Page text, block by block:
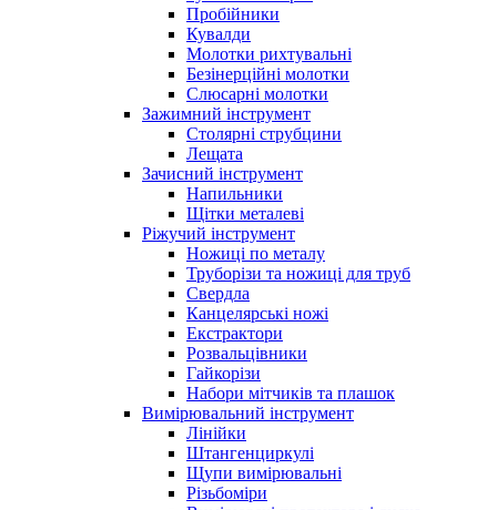
Пробійники
Кувалди
Молотки рихтувальні
Безінерційні молотки
Слюсарні молотки
Зажимний інструмент
Столярні струбцини
Лещата
Зачисний інструмент
Напильники
Щітки металеві
Ріжучий інструмент
Ножиці по металу
Труборізи та ножиці для труб
Свердла
Канцелярські ножі
Екстрактори
Розвальцівники
Гайкорізи
Набори мітчиків та плашок
Вимірювальний інструмент
Лінійки
Штангенциркулі
Щупи вимірювальні
Різьбоміри